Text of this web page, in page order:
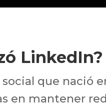
LinkedIn?
que nació
en mantener